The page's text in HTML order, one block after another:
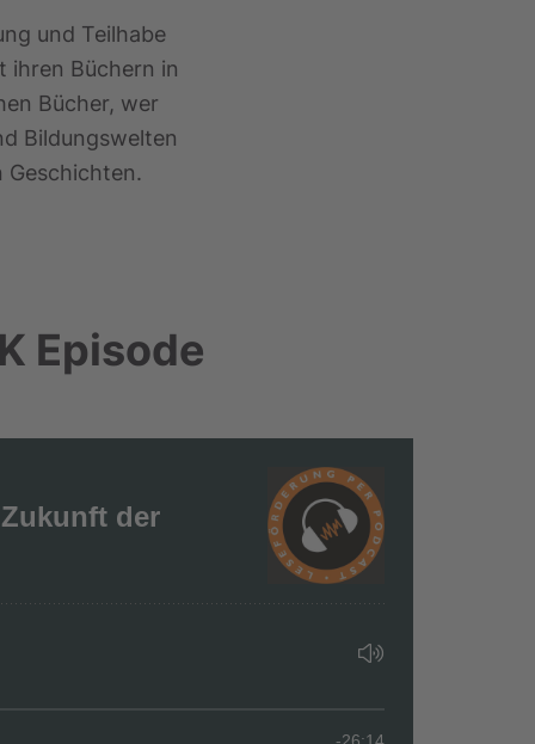
und Teilhabe
ihren Büchern in
Bücher, wer
Bildungswelten
Geschichten.
Episode